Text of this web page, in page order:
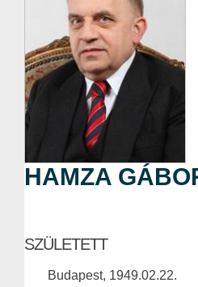
HAMZA
SZÜLETETT
Budapest, 1949.02.22.